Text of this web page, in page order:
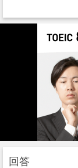
回答